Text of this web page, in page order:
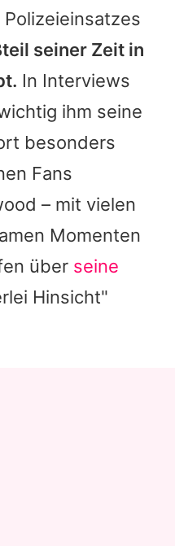
seiner Zeit in
In Interviews
ihm seine
besonders
Fans
– mit vielen
Momenten
über seine
Hinsicht"